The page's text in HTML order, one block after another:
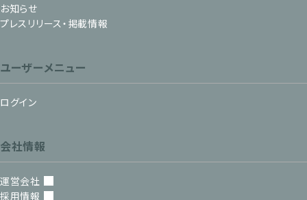
お知らせ
プレスリリース・掲載情報
ユーザーメニュー
ログイン
会社情報
運営会社
採用情報